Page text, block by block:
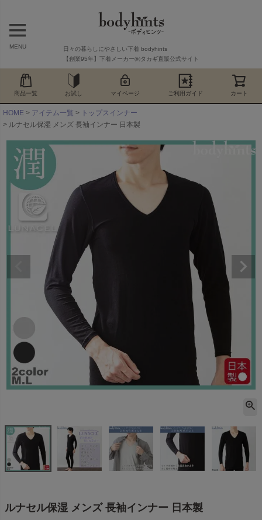
MENU
日々の暮らしにやさしい下着 bodyhints
【創業95年】下着メーカー㈱タカギ直販公式サイト
商品一覧 お試し マイページ ご利用ガイド カート
HOME アイテム一覧
トップスインナー
ルナセル保湿 メンズ 長袖インナー 日本製
ルナセル保湿 メンズ 長袖インナー 日本製